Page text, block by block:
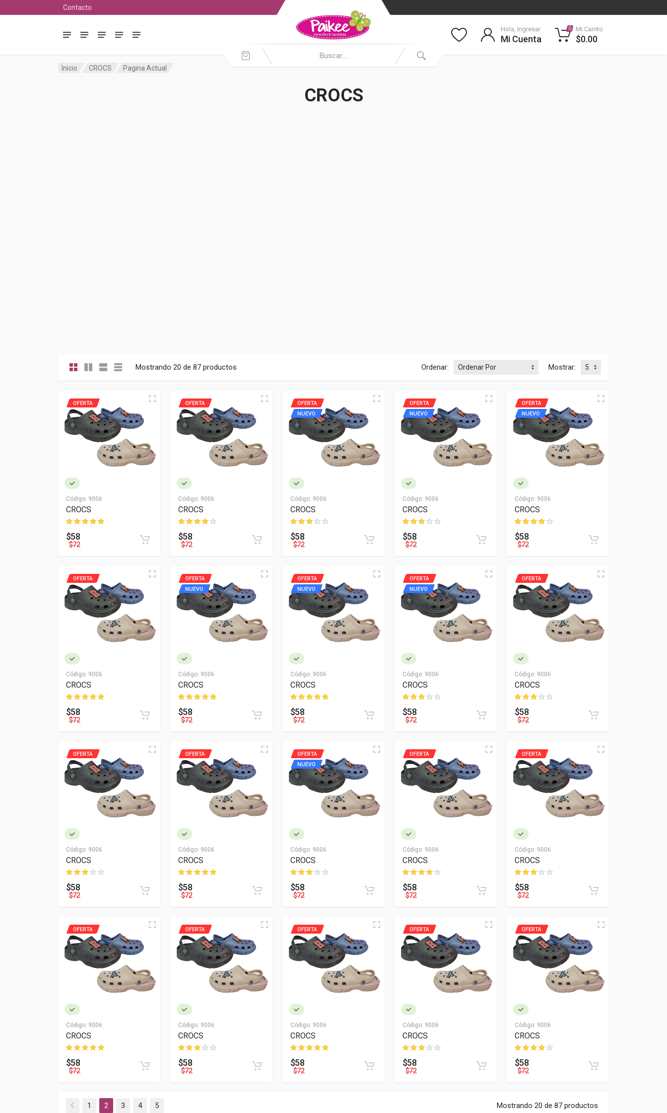
Contacto
Hola, Ingresar
Mi Cuenta
0 Mi Carrito
$0.00
Inicio CROCS Pagina Actual
CROCS
Mostrando 20 de 87 productos Ordenar: Mostrar:
Código: 9006
OFERTA
CROCS
$58
$72
Código: 9006
OFERTA
CROCS
$58
$72
Código: 9006
OFERTA
NUEVO
CROCS
$58
$72
Código: 9006
OFERTA
NUEVO
CROCS
$58
$72
Código: 9006
OFERTA
NUEVO
CROCS
$58
$72
Código: 9006
OFERTA
CROCS
$58
$72
Código: 9006
OFERTA
NUEVO
CROCS
$58
$72
Código: 9006
OFERTA
NUEVO
CROCS
$58
$72
Código: 9006
OFERTA
NUEVO
CROCS
$58
$72
Código: 9006
OFERTA
CROCS
$58
$72
Código: 9006
OFERTA
CROCS
$58
$72
Código: 9006
OFERTA
CROCS
$58
$72
Código: 9006
OFERTA
NUEVO
CROCS
$58
$72
Código: 9006
OFERTA
CROCS
$58
$72
Código: 9006
OFERTA
CROCS
$58
$72
Código: 9006
OFERTA
CROCS
$58
$72
Código: 9006
OFERTA
CROCS
$58
$72
Código: 9006
OFERTA
CROCS
$58
$72
Código: 9006
OFERTA
CROCS
$58
$72
Código: 9006
OFERTA
CROCS
$58
$72
1 2 3 4 5 Mostrando 20 de 87 productos